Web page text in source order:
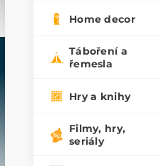
Home decor
Táboření a
řemesla
Hry a knihy
Filmy, hry,
seriály